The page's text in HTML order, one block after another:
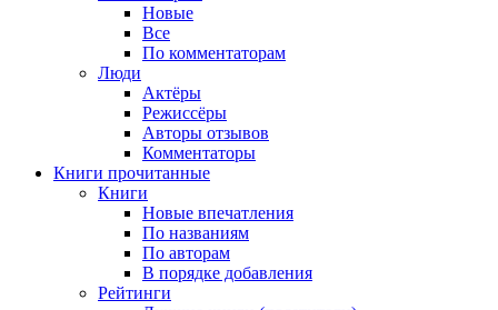
Новые
Все
По комментаторам
Люди
Актёры
Режиссёры
Авторы отзывов
Комментаторы
Книги прочитанные
Книги
Новые впечатления
По названиям
По авторам
В порядке добавления
Рейтинги